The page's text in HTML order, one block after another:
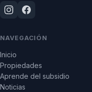
NAVEGACIÓN
Inicio
Propiedades
Aprende del subsidio
Noticias